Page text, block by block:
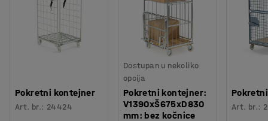
Pokretni kontejner
Art. br.: 24424
Dostupan u nekoliko
opcija
Pokretni kontejner:
V1390xŠ675xD830
mm: bez kočnice
Art. br.: